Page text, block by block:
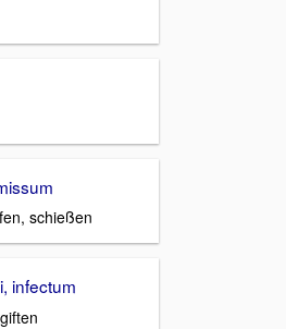
schießen
infectum